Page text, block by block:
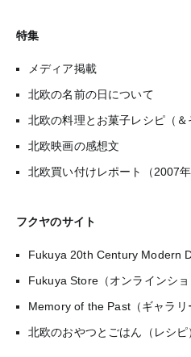
特集
メディア掲載
北欧の名前の日について
北欧の料理とお菓子レシピ（＆
北欧映画の感想文
北欧買い付けレポート（2007年
フクヤのサイト
Fukuya 20th Century Modern
Fukuya Store（オンラインショ
Memory of the Past（ギャラリ
北欧のおやつとごはん（レシピ